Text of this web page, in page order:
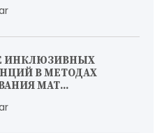
ИНКЛЮЗИВНЫХ
В МЕТОДАХ
МАТ...